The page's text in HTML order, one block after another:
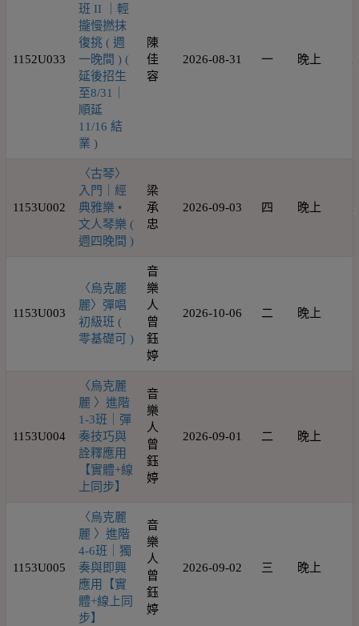
1152U033
班 II ｜輕
攏慢撚抹
復挑 ( 週
一晚間 ) (
延後招生
至8/31｜
順延
11/16 結
業 )
陳
佳
容
2026-08-31 一 晚上
1153U002
〈古琴〉
入門｜經
典雅樂 •
文人琴樂 (
週四晚間 )
梁
承
忠
2026-09-03 四 晚上
1153U003
〈烏克麗
麗〉彈唱
初級班 (
零基礎可 )
音
樂
人
曾
鈺
婷
2026-10-06 二 晚上
1153U004
〈烏克麗
麗 〉進階
1-3班｜彈
奏技巧與
詮釋應用
【實體+線
上同步】
音
樂
人
曾
鈺
婷
2026-09-01 二 晚上
1153U005
〈烏克麗
麗 〉進階
4-6班｜獨
奏與即興
應用【實
體+線上同
步】
音
樂
人
曾
鈺
婷
2026-09-02 三 晚上